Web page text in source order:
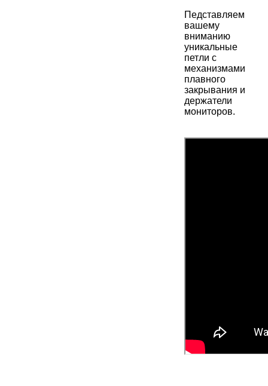
Педставляем
вашему
вниманию
уникальные
петли с
механизмами
плавного
закрывания и
держатели
мониторов.